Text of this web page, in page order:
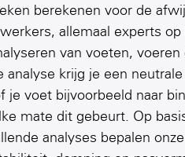
berekenen voor de
allemaal experts
van voeten,
analyse krijg je een
je voet bijvoorbeeld naar
mate dit gebeurt. Op
analyses bepalen